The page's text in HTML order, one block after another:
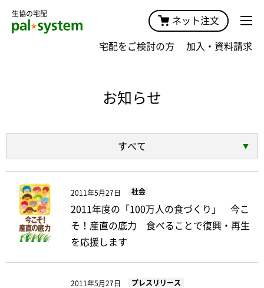
生協の宅配
ネット注文
宅配をご検討の方 加入・資料請求
お知らせ
すべて
2011年5月27日 社会
2011年度の「100万人の食づくり」 今こ
そ！産直の底力 食べることで復興・再生
を応援します
2011年5月27日 プレスリリース